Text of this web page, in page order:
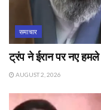
समाचार
ट्रंप ने ईरान पर नए हमले
AUGUST 2, 2026